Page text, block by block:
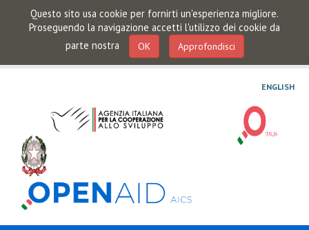
Questo sito usa cookie per fornirti un'esperienza migliore.
Proseguendo la navigazione accetti l'utilizzo dei cookie da
parte nostra
OK Approfondisci
ENGLISH